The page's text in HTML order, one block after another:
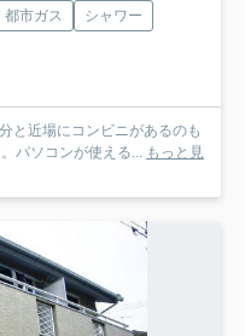
都市ガス
シャワー
と近場にコンビニがあるのも
パソコンが使える... もっと見